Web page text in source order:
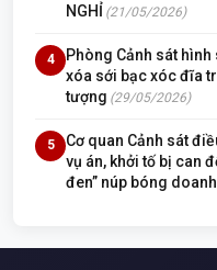
NGHỈ (21/05/2026)
4
Phòng Cảnh sát
xóa sới bạc xóc đĩa
tượng (29/05/2026)
5
Cơ quan Cảnh sát
vụ án, khởi tố bị can
đen” núp bóng